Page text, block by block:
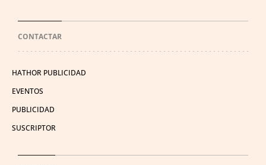
CONTACTAR
HATHOR PUBLICIDAD
EVENTOS
PUBLICIDAD
SUSCRIPTOR